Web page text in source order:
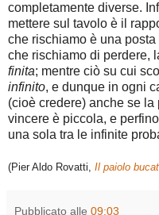
completamente diverse.
mettere sul tavolo è il
che rischiamo è una
che rischiamo di perdere,
finita; mentre ciò su cui
infinito, e dunque in ogni
(cioè credere) anche se
vincere è piccola, e perfino
una sola tra le infinite
(Pier Aldo Rovatti, Il paiolo
Pubblicato alle 09:03